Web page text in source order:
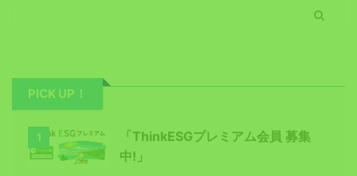
PICK UP！
1
「ThinkESGプレミアム会員 募集
中!」